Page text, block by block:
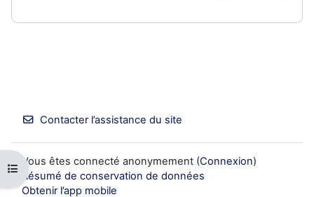
Ouvrir l’index du cours
Contacter l’assistance du site
Vous êtes connecté anonymement (Connexion)
Résumé de conservation de données
Obtenir l’app mobile